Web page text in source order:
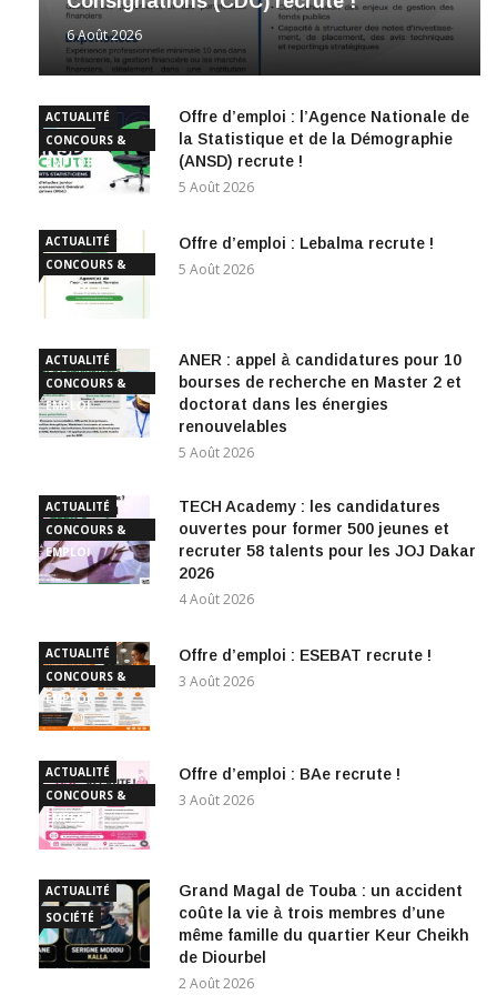
6 Août 2026
ACTUALITÉ
CONCOURS &
EMPLOI
Offre d’emploi : l’Agence Nationale de
la Statistique et de la Démographie
(ANSD) recrute !
5 Août 2026
ACTUALITÉ
CONCOURS &
EMPLOI
Offre d’emploi : Lebalma recrute !
5 Août 2026
ACTUALITÉ
CONCOURS &
EMPLOI
ANER : appel à candidatures pour 10
bourses de recherche en Master 2 et
doctorat dans les énergies
renouvelables
5 Août 2026
ACTUALITÉ
CONCOURS &
EMPLOI
TECH Academy : les candidatures
ouvertes pour former 500 jeunes et
recruter 58 talents pour les JOJ Dakar
2026
4 Août 2026
ACTUALITÉ
CONCOURS &
EMPLOI
Offre d’emploi : ESEBAT recrute !
3 Août 2026
ACTUALITÉ
CONCOURS &
EMPLOI
Offre d’emploi : BAe recrute !
3 Août 2026
ACTUALITÉ
SOCIÉTÉ
Grand Magal de Touba : un accident
coûte la vie à trois membres d’une
même famille du quartier Keur Cheikh
de Diourbel
2 Août 2026